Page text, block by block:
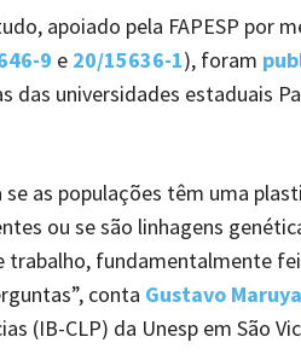
apoiado pela FAPESP por
9 e 20/15636-1), foram
das universidades estaduais
se as populações têm uma
ou se são linhagens
trabalho, fundamentalmente
conta Gustavo
(IB-CLP) da Unesp em São